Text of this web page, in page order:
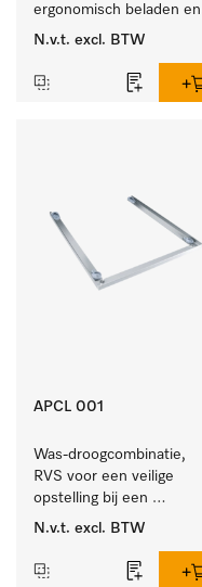
ergonomisch beladen en
legen van de wasmachine
N.v.t. excl. BTW
APCL 001
Was-droogcombinatie,
RVS voor een veilige
opstelling bij een
was/droogzuil.
N.v.t. excl. BTW